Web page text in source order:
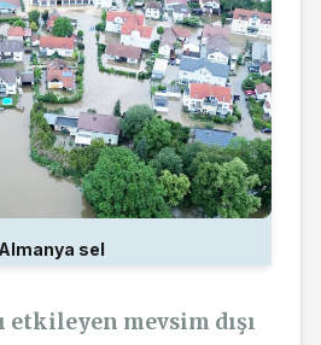
Almanya sel
etkileyen mevsim dışı